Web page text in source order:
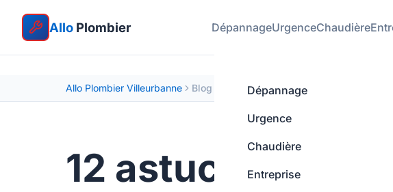
Allo Plombier DépannageUrgenceChaudière
Dépannage
Urgence
Chaudière
Entreprise
Allo Plombier Villeurbanne Blog
12 astuces pour